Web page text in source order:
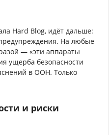
Hard Blog, идёт дальше:
На любые
— «эти аппараты
ущерба безопасности
в ООН. Только
и риски